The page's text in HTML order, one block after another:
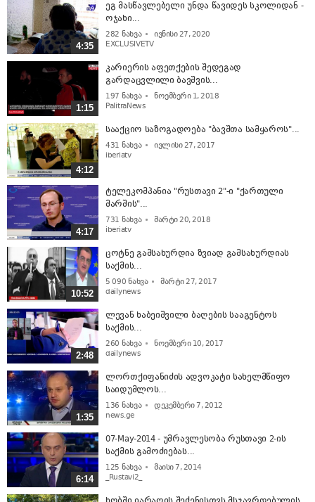
4:35
ეგ მასწავლებელი უნდა წავიდეს სკოლიდან -
ოჯახი...
282 ნახვა
ივნისი 27, 2020
EXCLUSIVETV
1:15
კარიერის აფეთქების შედეგად
გარდაცვლილი ბავშვის...
197 ნახვა
ნოემბერი 1, 2018
PalitraNews
4:12
სააქციო საზოგადოება "ბავშთა სამყაროს"...
431 ნახვა
ივლისი 27, 2017
iberiatv
4:17
ტელეკომპანია "რუსთავი 2"-ი "ქართული
მარშის"...
731 ნახვა
მარტი 20, 2018
iberiatv
10:52
ცოტნე გამსახურდია ზვიად გამსახურდიას
საქმის...
5 090 ნახვა
მარტი 27, 2017
dailynews
2:48
ლევან ხაბეიშვილი ბაღების სააგენტოს
საქმის...
260 ნახვა
ნოემბერი 10, 2017
dailynews
1:35
ლორთქიფანიძის ადვოკატი სახელმწიფო
საიდუმლოს...
136 ნახვა
დეკემბერი 7, 2012
news.ge
6:14
07-May-2014 - უმრავლესობა რუსთავი 2-ის
საქმის გამოძიებას...
125 ნახვა
მაისი 7, 2014
_Rustavi2_